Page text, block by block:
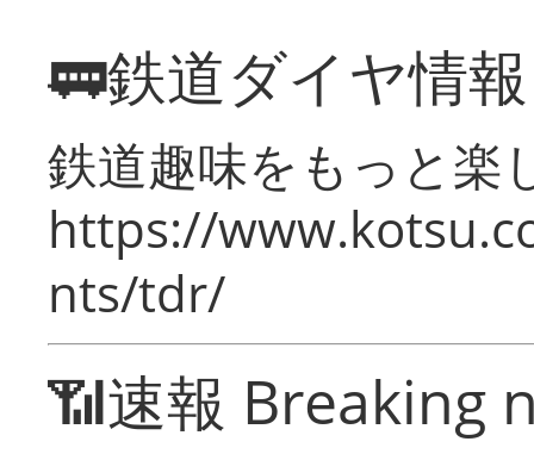
🚃鉄道ダイヤ情
鉄道趣味をもっと楽
https://
nts/tdr/
📶速報 Breaking